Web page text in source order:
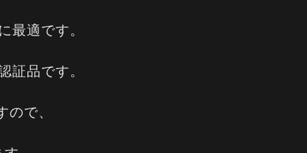
最適です。
証品です。
ので、